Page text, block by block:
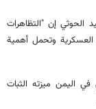
الحوثي إن "التظاهرات
العسكرية وتحمل أهمية
اليمن ميزته الثبات